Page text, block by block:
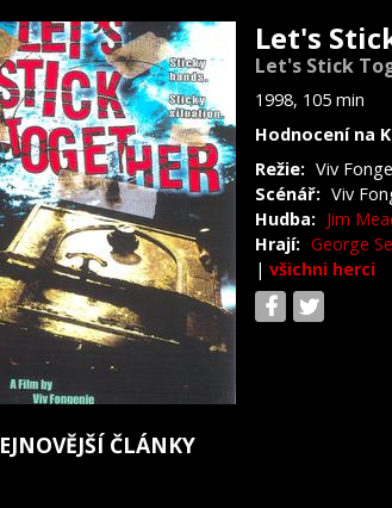
Let's
Let's Stick
1998, 105 min
Hodnocení na
Režie: Viv
Scénář: Viv
Hudba: Jim
Hrají: George
| všichni herci
ČLÁNKY